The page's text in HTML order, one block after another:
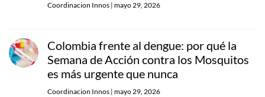
Coordinacion Innos | mayo 29, 2026
Colombia frente al dengue: por qué la
Semana de Acción contra los Mosquitos
es más urgente que nunca
Coordinacion Innos | mayo 29, 2026